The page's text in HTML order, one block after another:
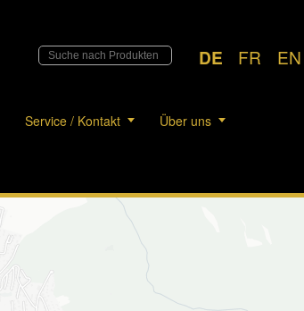
DE FR EN
Service / Kontakt Über uns